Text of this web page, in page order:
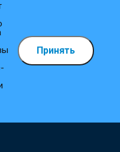
Принять